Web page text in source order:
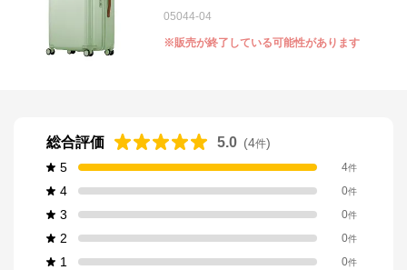
05044-04
※販売が終了している可能性があります
総合評価 5.0 (4件)
5
4件
4 0件
3 0件
2 0件
1 0件